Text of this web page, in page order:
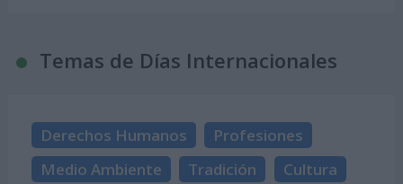
Temas de Días Internacionales
Derechos Humanos
Profesiones
Medio Ambiente
Tradición
Cultura